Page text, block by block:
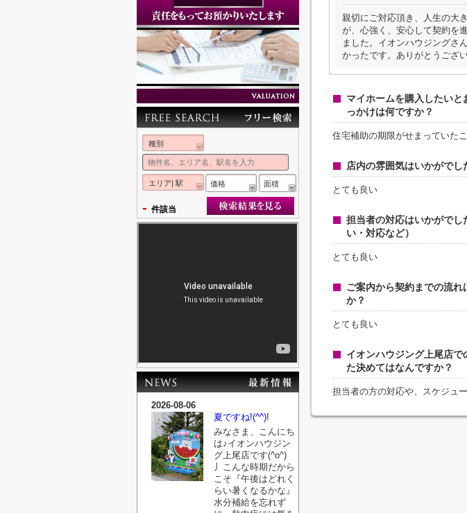
親切にご対応頂き、人生の大
が、心強く、安心して契約を
ました。イオンハウジングさ
かったです。ありがとうござ
マイホームを購入したいと
っかけは何ですか？
住宅補助の期限がせまっていたこ
店内の雰囲気はいかがでし
とても良い
担当者の対応はいかがでし
い・対応など）
とても良い
ご案内から契約までの流れ
か？
とても良い
イオンハウジング上尾店で
た決めてはなんですか？
担当者の方の対応や、スケジュー
種別
エリア| 駅 価格 面積
- 件該当
2026-08-06
夏ですね!(^^)!
みなさま、こんにち
は♪イオンハウジン
グ上尾店です(^o^)
丿こんな時期だから
こそ『午後はどれく
らい暑くなるかな』
水分補給を忘れず